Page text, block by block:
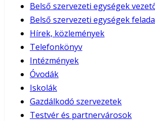
Belső szervezeti egységek
Belső szervezeti egységek
Hírek, közlemények
Telefonkönyv
Intézmények
Óvodák
Iskolák
Gazdálkodó szervezetek
Testvér és partnervárosok